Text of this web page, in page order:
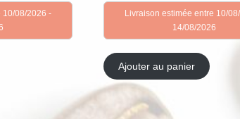
10/08/2026 -
Livraison estimée entre 10/
14/08/2026
Ajouter au panier